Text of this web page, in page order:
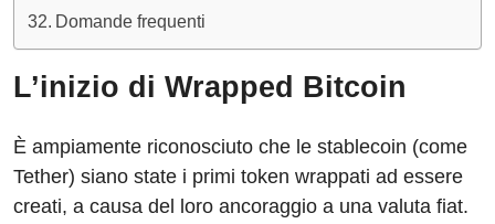
Domande frequenti
L’inizio di Wrapped Bitcoin
È ampiamente riconosciuto che le stablecoin (come
Tether) siano state i primi token wrappati ad essere
creati, a causa del loro ancoraggio a una valuta fiat.